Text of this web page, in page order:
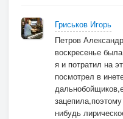
Гриськов Игорь
Петров
воскресенье
я и потратил на
посмотрел в
нибудь